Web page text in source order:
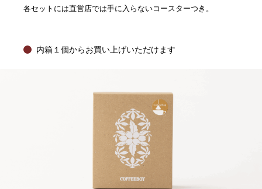
各セットには直営店では手に入らないコースターつき。
内箱１個からお買い上げいただけます